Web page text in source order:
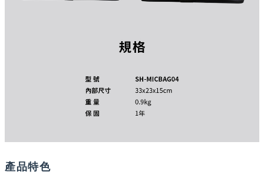
產品特色